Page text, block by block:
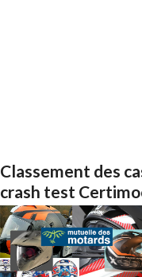
Classement des
crash test